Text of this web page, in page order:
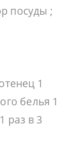
посуды ;
1
белья 1
раз в 3